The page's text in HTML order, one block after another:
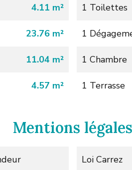
4.11 m² 1 Toilettes
23.76 m² 1
11.04 m² 1 Chambre
4.57 m² 1 Terrasse
Mentions légales
Loi Carrez